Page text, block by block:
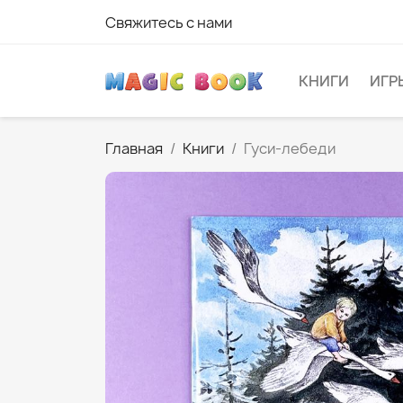
Свяжитесь с нами
КНИГИ
Главная Книги Гуси-лебеди